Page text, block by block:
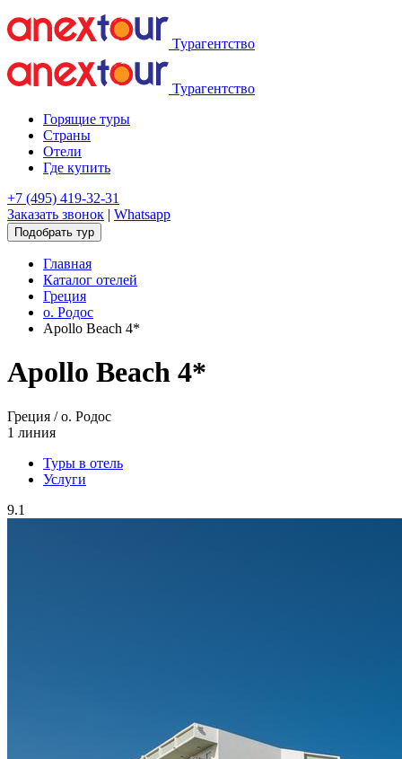
Турагентство
Турагентство
Горящие туры
Страны
Отели
Где купить
+7 (495) 419-32-31
Заказать звонок | Whatsapp
Подобрать тур
Главная
Каталог отелей
Греция
о. Родос
Apollo Beach 4*
Apollo Beach 4*
Греция / о. Родос
1 линия
Туры в отель
Услуги
9.1